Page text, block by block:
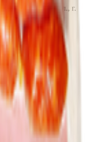
Гомельская обл., г.